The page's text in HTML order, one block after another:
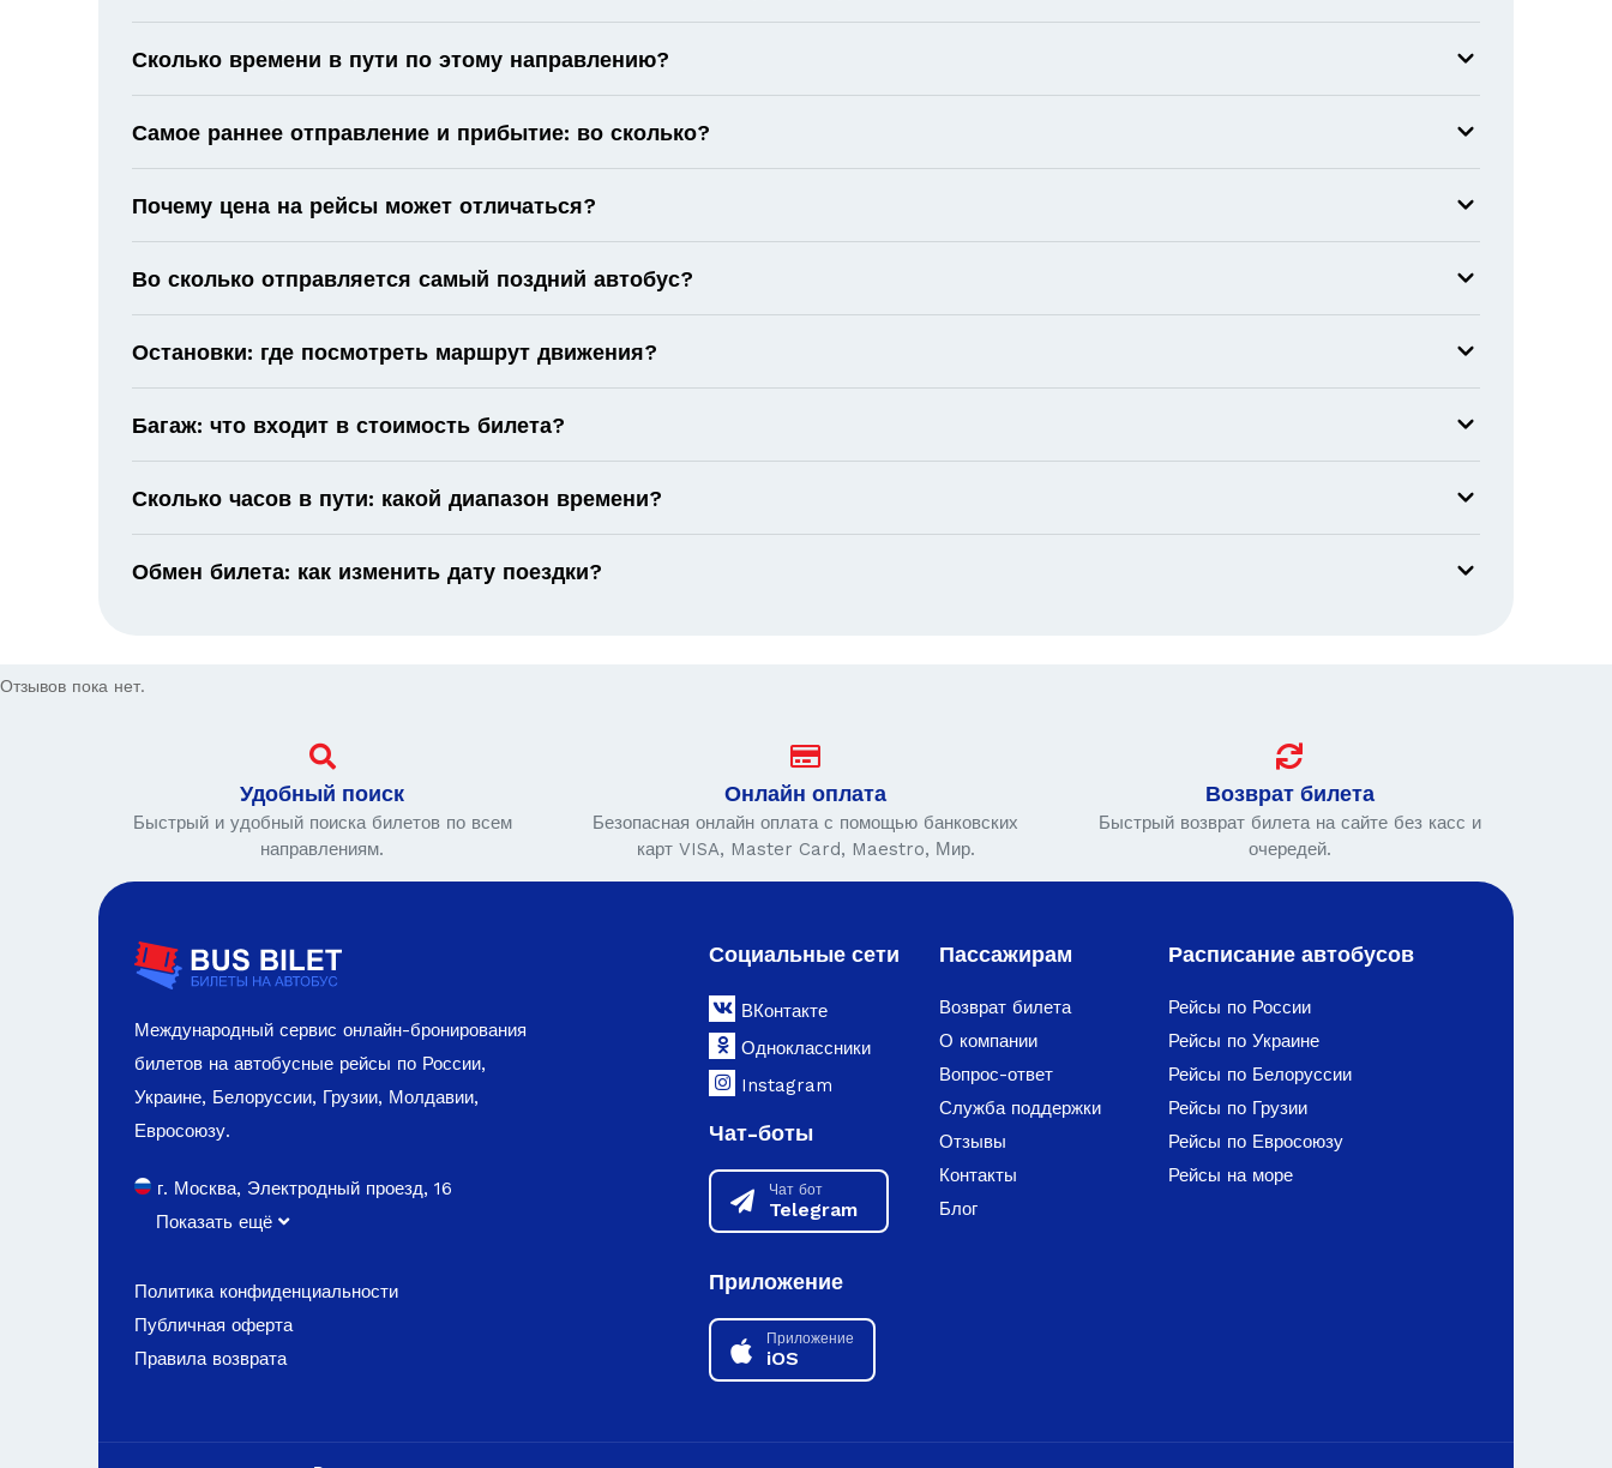
Сколько времени в пути по этому направлению?
Самое раннее отправление и прибытие: во сколько?
Почему цена на рейсы может отличаться?
Во сколько отправляется самый поздний автобус?
Остановки: где посмотреть маршрут движения?
Багаж: что входит в стоимость билета?
Сколько часов в пути: какой диапазон времени?
Обмен билета: как изменить дату поездки?
Отзывов пока нет.
Удобный поиск
Быстрый и удобный поиска билетов по всем
направлениям.
Онлайн оплата
Безопасная онлайн оплата с помощью банковских
карт VISA, Master Card, Maestro, Мир.
Возврат билета
Быстрый возврат билета на сайте без касс и
очередей.
Международный сервис онлайн-бронирования
билетов на автобусные рейсы по России,
Украине, Белоруссии, Грузии, Молдавии,
Евросоюзу.
г. Москва, Электродный проезд, 16
Показать ещё
Политика конфиденциальности
Публичная оферта
Правила возврата
Социальные сети
ВКонтакте
Одноклассники
Instagram
Чат-боты
Чат бот
Telegram
Приложение
Приложение
iOS
Пассажирам
Возврат билета
О компании
Вопрос-ответ
Служба поддержки
Отзывы
Контакты
Блог
Расписание автобусов
Рейсы по России
Рейсы по Украине
Рейсы по Белоруссии
Рейсы по Грузии
Рейсы по Евросоюзу
Рейсы на море